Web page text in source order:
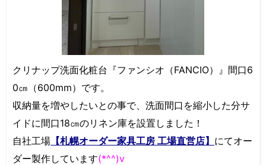
クリナップ洗面化粧台『ファンシオ（FANCIO）』間口6
0㎝（600mm）です。
収納量を増やしたいとの事で、洗面間口を縮小した分サ
イドに間口18㎝のリネン庫を設置しました！
自社工場 【札幌オーダー家具工房 工場直営店】 にてオー
ダー製作しています(*^^)v